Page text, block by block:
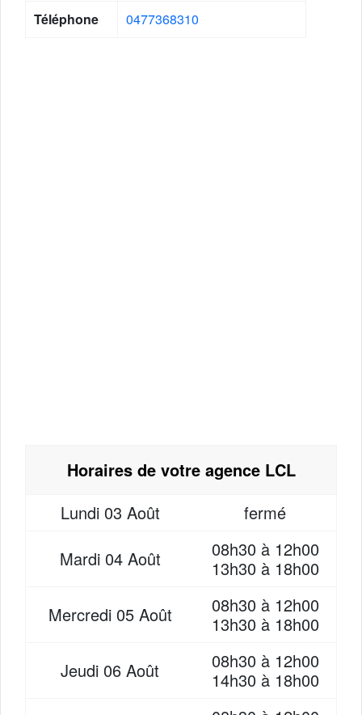
Téléphone
0477368310
Horaires de votre agence LCL
Lundi 03 Août
fermé
Mardi 04 Août
08h30 à 12h00
13h30 à 18h00
Mercredi 05 Août
08h30 à 12h00
13h30 à 18h00
Jeudi 06 Août
08h30 à 12h00
14h30 à 18h00